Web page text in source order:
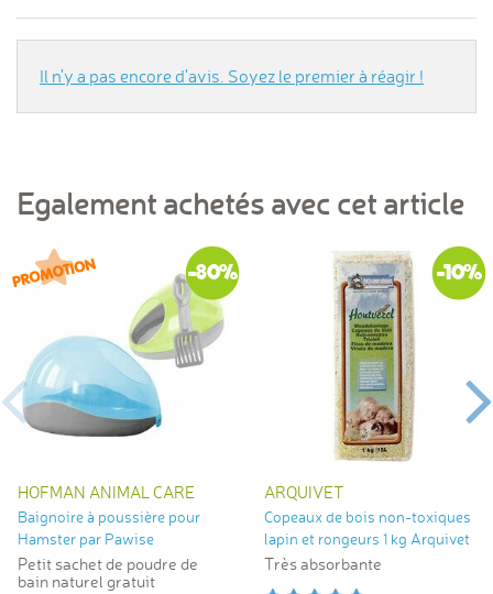
Il n'y a pas encore d'avis. Soyez le premier à réagir !
Egalement achetés avec cet article
-80%
HOFMAN ANIMAL CARE
Baignoire à poussière pour
Hamster par Pawise
Petit sachet de poudre de
bain naturel gratuit
-10%
ARQUIVET
Copeaux de bois non-toxiques
lapin et rongeurs 1 kg Arquivet
Très absorbante